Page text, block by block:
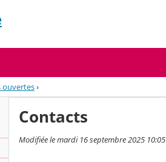
ouvertes›
Contacts
Modifiée le mardi 16 septembre 2025 10:05